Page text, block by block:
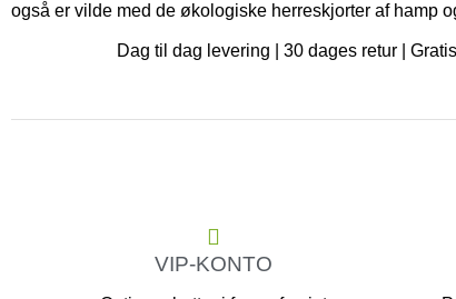
også er vilde med de økologiske herreskjorter af hamp
Dag til dag levering | 30 dages retur |
VIP-KONTO